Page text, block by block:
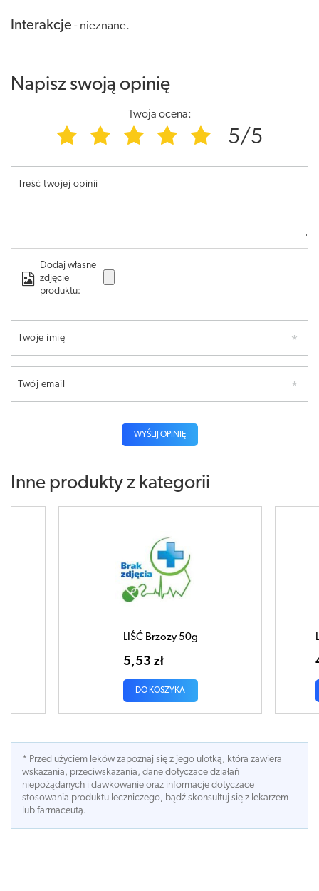
Interakcje - nieznane.
Napisz swoją opinię
Twoja ocena:
5/5
Treść twojej opinii
Dodaj własne
zdjęcie
produktu:
Twoje imię
Twój email
WYŚLIJ OPINIĘ
Inne produkty z kategorii
LIŚĆ Brzozy 50g
5,53 zł
DO KOSZYKA
* Przed użyciem leków zapoznaj się z jego ulotką, która zawiera
wskazania, przeciwskazania, dane dotyczace działań
niepożądanych i dawkowanie oraz informacje dotyczace
stosowania produktu leczniczego, bądź skonsultuj się z lekarzem
lub farmaceutą.